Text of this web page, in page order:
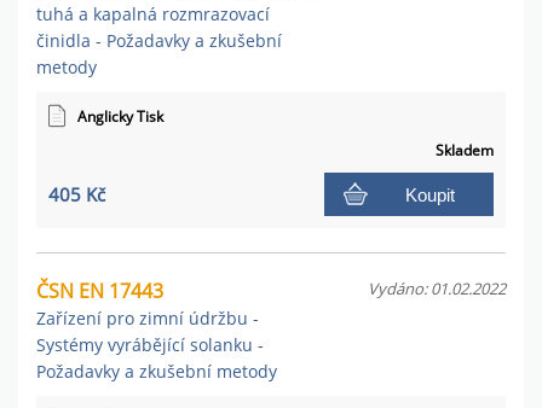
tuhá a kapalná rozmrazovací
činidla - Požadavky a zkušební
metody
Anglicky Tisk
Skladem
405 Kč Koupit
ČSN EN 17443
Zařízení pro zimní údržbu -
Systémy vyrábějící solanku -
Požadavky a zkušební metody
Vydáno: 01.02.2022